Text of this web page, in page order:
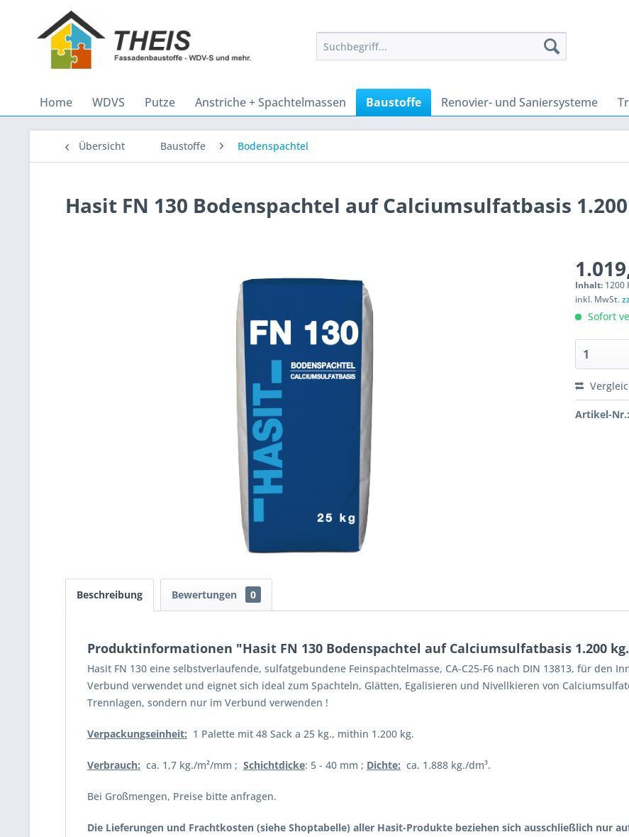
Home WDVS Putze Anstriche + Spachtelmassen Baustoffe Renovier- und Saniersysteme
Übersicht Baustoffe Bodenspachtel
Hasit FN 130 Bodenspachtel auf Calciumsulfatbasis
Inhalt: 1200
inkl. MwSt.
Sofort
Artikel-Nr.:
Beschreibung Bewertungen 0
Produktinformationen "Hasit FN 130 Bodenspachtel auf Calciumsulfatbasis 1.200
Hasit FN 130 eine selbstverlaufende, sulfatgebundene Feinspachtelmasse, CA-C25-F6 nach DIN 13813, für den
Verbund verwendet und eignet sich ideal zum Spachteln, Glätten, Egalisieren und Nivellkieren von
Trennlagen, sondern nur im Verbund verwenden !
Verpackungseinheit: 1 Palette mit 48 Sack a 25 kg., mithin 1.200 kg.
Verbrauch: ca. 1,7 kg./m²/mm ; Schichtdicke: 5 - 40 mm ; Dichte: ca. 1.888 kg./dm³.
Bei Großmengen, Preise bitte anfragen.
Die Lieferungen und Frachtkosten (siehe Shoptabelle) aller Hasit-Produkte beziehen sich ausschließlich nur